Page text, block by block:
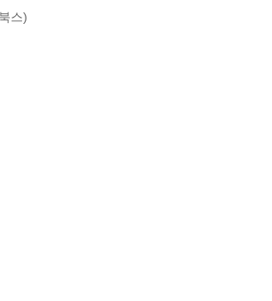
스)